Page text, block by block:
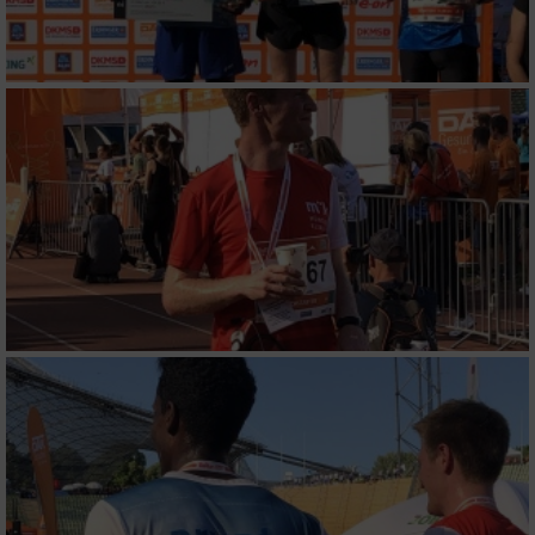
Verwendung reduzierter Daten zur Auswahl
von Werbeanzeigen
Erstellung von Profilen für personalisierte
Werbung
Verwendung von Profilen zur Auswahl
personalisierter Werbung
Erstellung von Profilen zur Personalisierung
von Inhalten
Verwendung von Profilen zur Auswahl
personalisierter Inhalte
Messung der Werbeleistung
Messung der Performance von Inhalten
Analyse von Zielgruppen durch Statistiken